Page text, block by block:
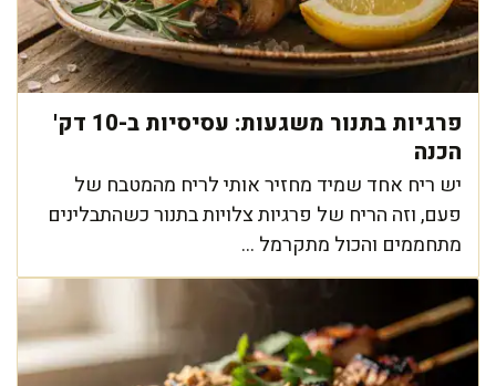
פרגיות בתנור משגעות: עסיסיות ב-10 דק'
הכנה
יש ריח אחד שמיד מחזיר אותי לריח מהמטבח של
פעם, וזה הריח של פרגיות צלויות בתנור כשהתבלינים
מתחממים והכול מתקרמל ...